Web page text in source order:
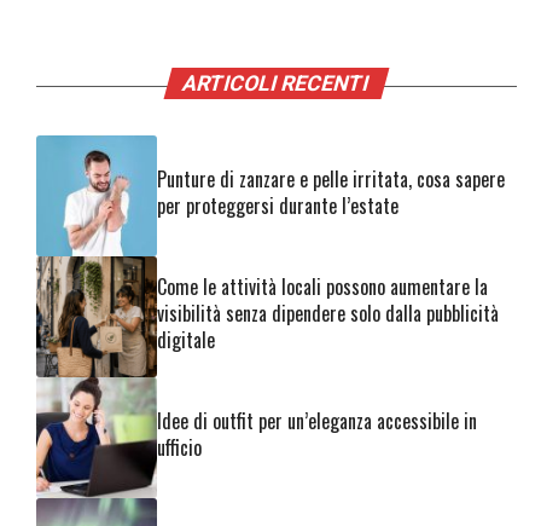
ARTICOLI RECENTI
Punture di zanzare e pelle irritata, cosa sapere
per proteggersi durante l’estate
Come le attività locali possono aumentare la
visibilità senza dipendere solo dalla pubblicità
digitale
Idee di outfit per un’eleganza accessibile in
ufficio